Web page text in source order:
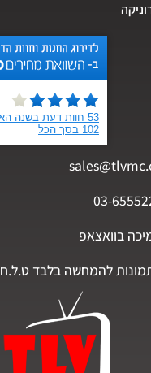
03-
בוואצאפ
להמחשה בלבד ט.ל.ח